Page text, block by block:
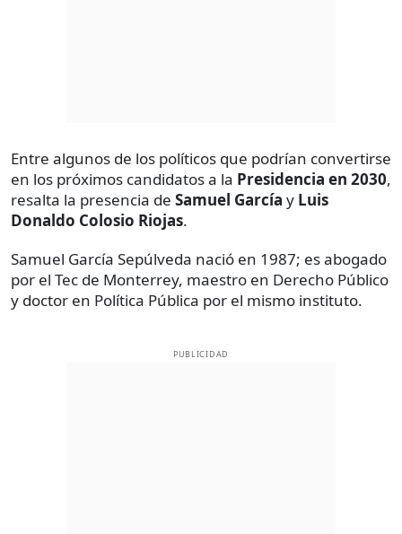
Entre algunos de los políticos que podrían convertirse
en los próximos candidatos a la Presidencia en 2030,
resalta la presencia de Samuel García y Luis
Donaldo Colosio Riojas.
Samuel García Sepúlveda nació en 1987; es abogado
por el Tec de Monterrey, maestro en Derecho Público
y doctor en Política Pública por el mismo instituto.
PUBLICIDAD